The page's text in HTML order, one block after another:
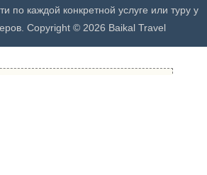
по каждой конкретной услуге или туру у
Copyright © 2026 Baikal Travel